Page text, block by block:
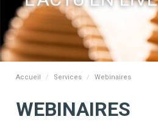
Accueil Services Webinaires
WEBINAIRES